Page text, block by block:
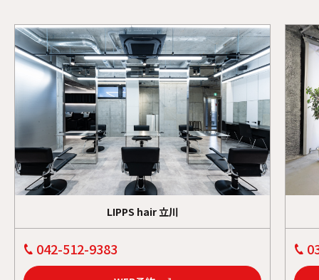
LIPPS hair 立川
042-512-9383